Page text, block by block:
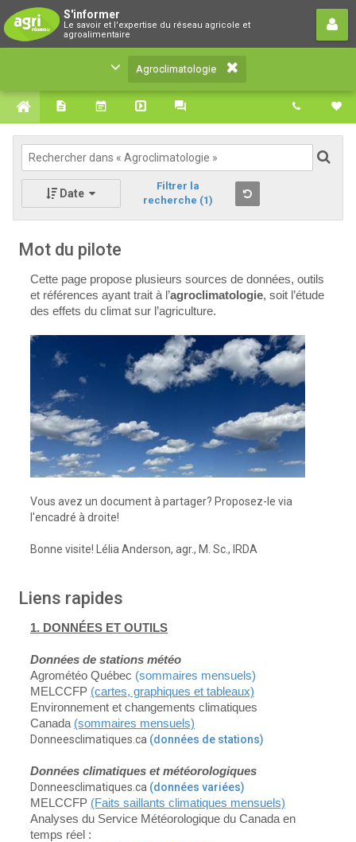
S'informer
Le savoir et l'expertise du réseau agricole et
agroalimentaire
Agroclimatologie
Le savoir et l'expertise du réseau agricole et
agroalimentaire
Agroclimatologie
Date
Filtrer la
recherche (1)
Mot du pilote
Cette page propose plusieurs sources de données, outils
et références ayant trait à l’agroclimatologie, soit l’étude
des effets du climat sur l’agriculture.
Vous avez un document à partager? Proposez-le via
l'encadré à droite!
Bonne visite! Lélia Anderson, agr., M. Sc., IRDA
Liens rapides
1. DONNÉES ET OUTILS
Données de stations météo
Agrométéo Québec (sommaires mensuels)
MELCCFP (cartes, graphiques et tableaux)
Environnement et changements climatiques
Canada (sommaires mensuels)
Donneesclimatiques.ca (données de stations)
Données climatiques et météorologiques
Donneesclimatiques.ca (données variées)
MELCCFP (Faits saillants climatiques mensuels)
Analyses du Service Météorologique du Canada en
temps réel :